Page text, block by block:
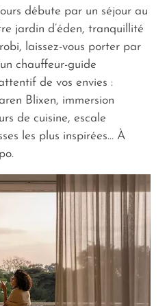
débute par un séjour au
jardin d’éden, tranquillité
laissez-vous porter par
chauffeur-guide
de vos envies :
Blixen, immersion
de cuisine, escale
les plus inspirées… À